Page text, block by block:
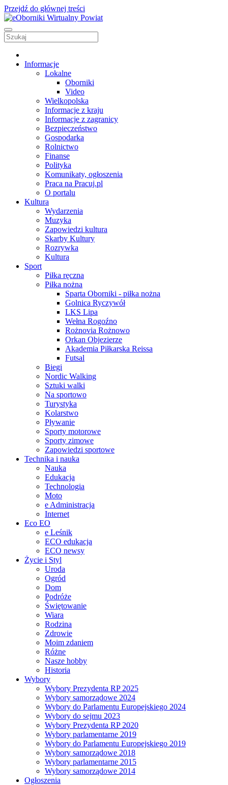
Przejdź do głównej treści
Informacje
Lokalne
Oborniki
Video
Wielkopolska
Informacje z kraju
Informacje z zagranicy
Bezpieczeństwo
Gospodarka
Rolnictwo
Finanse
Polityka
Komunikaty, ogłoszenia
Praca na Pracuj.pl
O portalu
Kultura
Wydarzenia
Muzyka
Zapowiedzi kultura
Skarby Kultury
Rozrywka
Kultura
Sport
Piłka ręczna
Piłka nożna
Sparta Oborniki - piłka nożna
Golnica Ryczywół
LKS Lipa
Wełna Rogoźno
Rożnovia Rożnowo
Orkan Objezierze
Akademia Piłkarska Reissa
Futsal
Biegi
Nordic Walking
Sztuki walki
Na sportowo
Turystyka
Kolarstwo
Pływanie
Sporty motorowe
Sporty zimowe
Zapowiedzi sportowe
Technika i nauka
Nauka
Edukacja
Technologia
Moto
e Administracja
Internet
Eco EO
e Leśnik
ECO edukacja
ECO newsy
Życie i Styl
Uroda
Ogród
Dom
Podróże
Świętowanie
Wiara
Rodzina
Zdrowie
Moim zdaniem
Różne
Nasze hobby
Historia
Wybory
Wybory Prezydenta RP 2025
Wybory samorządowe 2024
Wybory do Parlamentu Europejskiego 2024
Wybory do sejmu 2023
Wybory Prezydenta RP 2020
Wybory parlamentarne 2019
Wybory do Parlamentu Europejskiego 2019
Wybory samorządowe 2018
Wybory parlamentarne 2015
Wybory samorządowe 2014
Ogłoszenia